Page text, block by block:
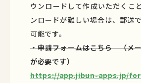
ウンロードして作成いただくこ
ンロードが難しい場合は、郵送
可能です。
・申請フォームはこちら （メ
が必要です）
https://app.jibun-apps.jp/